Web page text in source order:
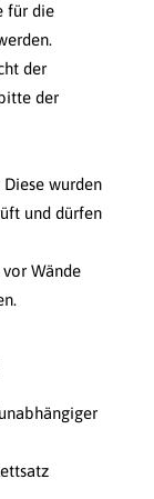
für die
der
der
wurden
und dürfen
Wände